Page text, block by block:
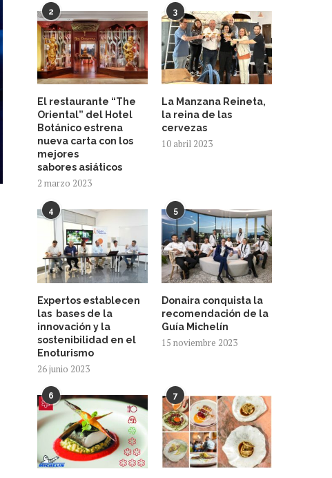
2
El restaurante “The
Oriental” del Hotel
Botánico estrena
nueva carta con los
mejores
sabores asiáticos
2 marzo 2023
3
La Manzana Reineta,
la reina de las
cervezas
10 abril 2023
4
Expertos establecen
las bases de la
innovación y la
sostenibilidad en el
Enoturismo
26 junio 2023
5
Donaira conquista la
recomendación de la
Guía Michelín
15 noviembre 2023
6 7